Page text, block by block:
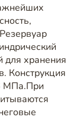
для хранения
Конструкция
МПа.При